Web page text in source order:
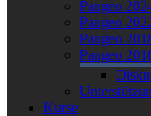
Pangeo
Pangeo
Pangeo
Pangeo
Kurse